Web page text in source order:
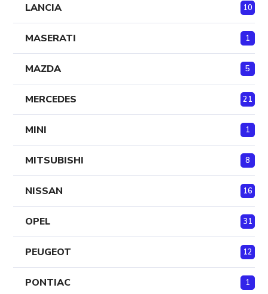
LANCIA 10
MASERATI 1
MAZDA 5
MERCEDES 21
MINI 1
MITSUBISHI 8
NISSAN 16
OPEL 31
PEUGEOT 12
PONTIAC 1